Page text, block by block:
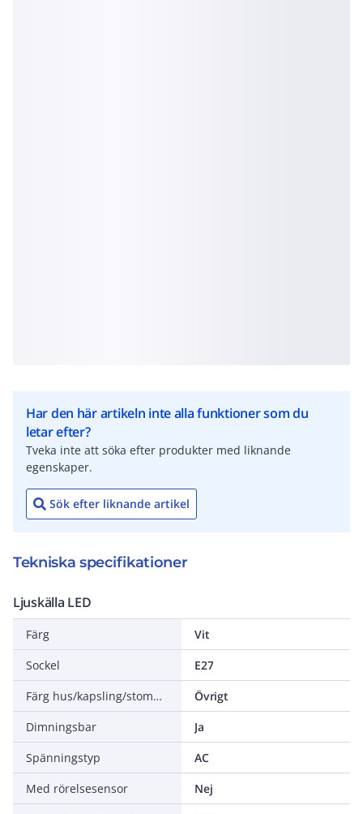
Har den här artikeln inte alla funktioner som du
letar efter?
Tveka inte att söka efter produkter med liknande
egenskaper.
Sök efter liknande artikel
Tekniska specifikationer
Ljuskälla LED
Färg
Vit
Sockel
E27
Färg hus/kapsling/stomme
Övrigt
Dimningsbar
Ja
Spänningstyp
AC
Med rörelsesensor
Nej